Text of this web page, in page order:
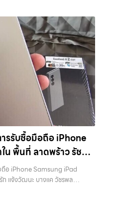
แต่การมีอุปกรณ์ครบ เช่น กล่อง
วามน่าสนใจให้กับเครื่อง สำหรับ
าได้พอสมควร เพราะผู้ซื้อสามารถ
ากไม่มีอุปกรณ์เหล่านี้ ก็ยังสามารถ
งเท่ากับเครื่องที่มีครบ 8. เลือกช่อง
ย iPhone มีหลายวิธี แต่ละวิธีก็มีข้อดี
ลตฟอร์มออนไลน์อาจได้ราคาสูง
รเจอผู้ซื้อที่ไม่น่าเชื่อถือ การขายให้
อกร้านที่มีความน่าเชื่อถือและให้
การใช้บริการจำนำ ซึ่งเหมาะกับคน
ด โดยสามารถเลือกใช้บริการ…
ฟ้า แต่เป็นทรัพย์สินที่มีมูลค่า คุณอาจ
เราจึงมอบบริการประเมินสภาพ
าย โดยเน้น โปร่งใส มั่นใจได้ และ
การของเราครอบคลุมทั้ง iPhone
ละแท็บเล็ตทุกแบรนด์ เรารับถึงแม้
อมีรอยบ้าง เพราะมูลค่าของเครื่อง
ง ความครบชุด และความสะดวกใน
เขต ลาดพร้าว, รัชดา, บางรัก,
, บางนา, บางพลี, เกษตรนวมินทร์,
ะค้นหาคำว่า “รับซื้อมือถือใกล้ฉัน”,
ได้ราคา”, “รับซื้อแท็บเล็ต
มือสอง ราคาสูง” — ที่นี่คือคำตอบ
าคาและความสะดวกสบายที่เหนือ
ว้วางใจ พร้อมทีมงานที่พร้อม
นเรื่องง่ายขึ้น ดีกว่า รวดเร็วกว่า
ชาญด้านการให้บริการ รับซื้อมือถือ
บซื้อสินค้าไอทีเสนานิคม — รับซื้อ
บซื้อแท็บเล็ต, หรือบริการอื่นๆ เกี่ยว
การครบวงจร รับซื้อสินค้าไอที
, รับซื้อโน๊ตบุ๊ค, รับซื้อแท็บเล็ต, หรือ
ฯ… รับซื้อสินค้าไอทีเสนานิคม รับ
พ — ขอขายง่าย ได้เงินเร็ว
อโฟน, รับซื้อไอแพด, รับซื้อมือถือ
บไซต์ที่คุณไว้วางใจได้ สำหรับ
iPad, แท็บเล็ต ทุกยี่ห้อ ให้ราคา
ดพร้าว, รัชดา, บางรัก,
ละเขตกรุงเทพฯ ใกล้ “ใกล้ ฉัน”
กรณ์ไอทีใหม่ๆ เปลี่ยนรุ่นกันแทบ
เป็นของที่ไม่ได้ใช้งานอยู่เฉยๆ
ลือกให้คุณสามารถเปลี่ยนอุปกรณ์ที่
บริการ รับซื้อไอโฟน, รับซื้อไอแพด,
ค, รับซื้อแท็บเล็ต, รับซื้อสินค้าไอที
รรับซื้อมือถือ iPhone
น พื้นที่ ลาดพร้าว รัชดา
ชรพล รามอินทรา
อ iPhone Samsung iPad
ก แจ้งวัฒนะ บางแค วัชรพล